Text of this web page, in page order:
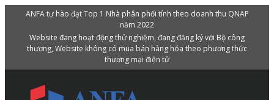
ANFA tự hào đạt Top 1 Nhà phân phối tính theo doanh thu QNAP
năm 2022
Website đang hoạt động thử nghiệm, đang đăng ký với Bộ công
thương, Website không có mua bán hàng hóa theo phương thức
thương mại điện tử